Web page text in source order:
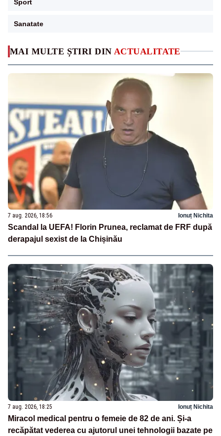
MAI MULTE ȘTIRI DIN ACTUALITATE
7 aug. 2026, 18:56 Ionuț Nichita
Scandal la UEFA! Florin Prunea, reclamat de FRF după
derapajul sexist de la Chișinău
7 aug. 2026, 18:25 Ionuț Nichita
Miracol medical pentru o femeie de 82 de ani. Și-a
recăpătat vederea cu ajutorul unei tehnologii bazate pe
Sport
Sanatate